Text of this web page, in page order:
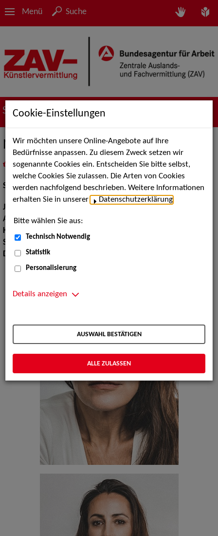
Menü Suche
Suche nach Künstler*innen
Natascha Hirthe
als PDF speichern
inMeine Merklistelegen
Schauspiel:Film und TV, Bühne
Jahrgang:
Augenfarbe:braun
Körpergröße:
Sprachen:
Deutsch, Englisch, Italienisch
Dialekte:Berlinerisch
Cookie-Einstellungen
Wir möchten unsere Online-Angebote auf Ihre
Bedürfnisse anpassen. Zu diesem Zweck setzen wir
sogenannte Cookies ein. Entscheiden Sie bitte selbst,
welche Cookies Sie zulassen. Die Arten von Cookies
werden nachfolgend beschrieben. Weitere Informationen
erhalten Sie in unserer
Datenschutzerklärung
Bitte wählen Sie aus:
Technisch Notwendig
Statistik
Personalisierung
Details anzeigen
AUSWAHL BESTÄTIGEN
ALLE ZULASSEN